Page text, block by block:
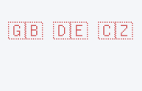
🇬🇧 🇩🇪 🇨🇿